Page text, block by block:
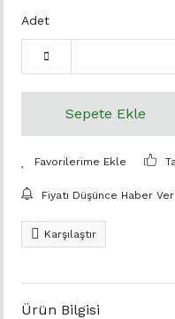
Adet
Sepete Ekle
Fiyatı Düşünce Haber Ver
Karşılaştır
Ürün Bilgisi